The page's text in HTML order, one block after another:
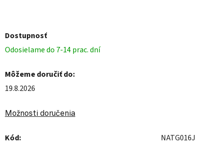
Dostupnosť
Odosielame do 7-14 prac. dní
Môžeme doručiť do:
19.8.2026
Možnosti doručenia
Kód: NATG016J